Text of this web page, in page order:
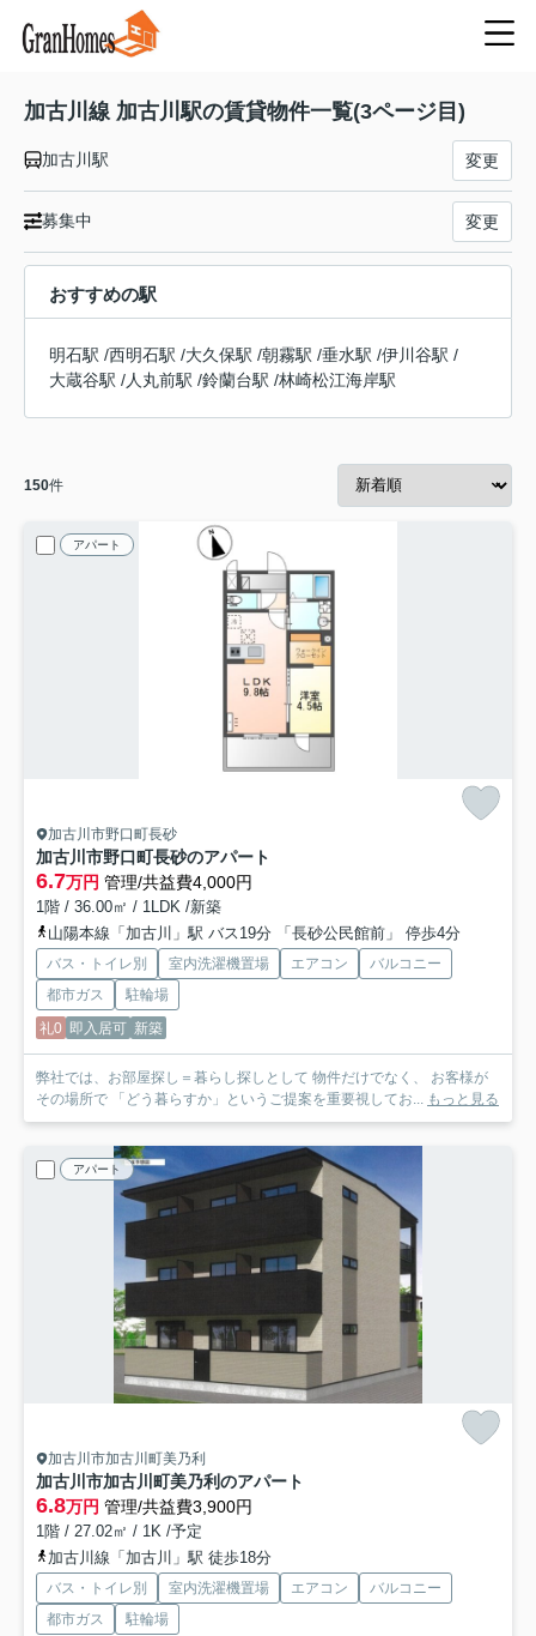
加古川線 加古川駅の賃貸物件一覧(3ページ目)
加古川駅 変更
募集中 変更
おすすめの駅
明石駅 /西明石駅 /大久保駅 /朝霧駅 /垂水駅 /伊川谷駅 /
大蔵谷駅 /人丸前駅 /鈴蘭台駅 /林崎松江海岸駅
150件
アパート
加古川市野口町長砂
加古川市野口町長砂のアパート
6.7万円 管理/共益費4,000円
1階 / 36.00㎡ / 1LDK /新築
山陽本線「加古川」駅 バス19分 「長砂公民館前」 停歩4分
バス・トイレ別 室内洗濯機置場 エアコン
バルコニー
都市ガス
駐輪場
礼0 即入居可 新築
弊社では、お部屋探し＝暮らし探しとして 物件だけでなく、 お客様が
その場所で 「どう暮らすか」というご提案を重要視してお...
もっと見る
アパート
加古川市加古川町美乃利
加古川市加古川町美乃利のアパート
6.8万円 管理/共益費3,900円
1階 / 27.02㎡ / 1K /予定
加古川線「加古川」駅 徒歩18分
バス・トイレ別 室内洗濯機置場 エアコン
バルコニー
都市ガス
駐輪場